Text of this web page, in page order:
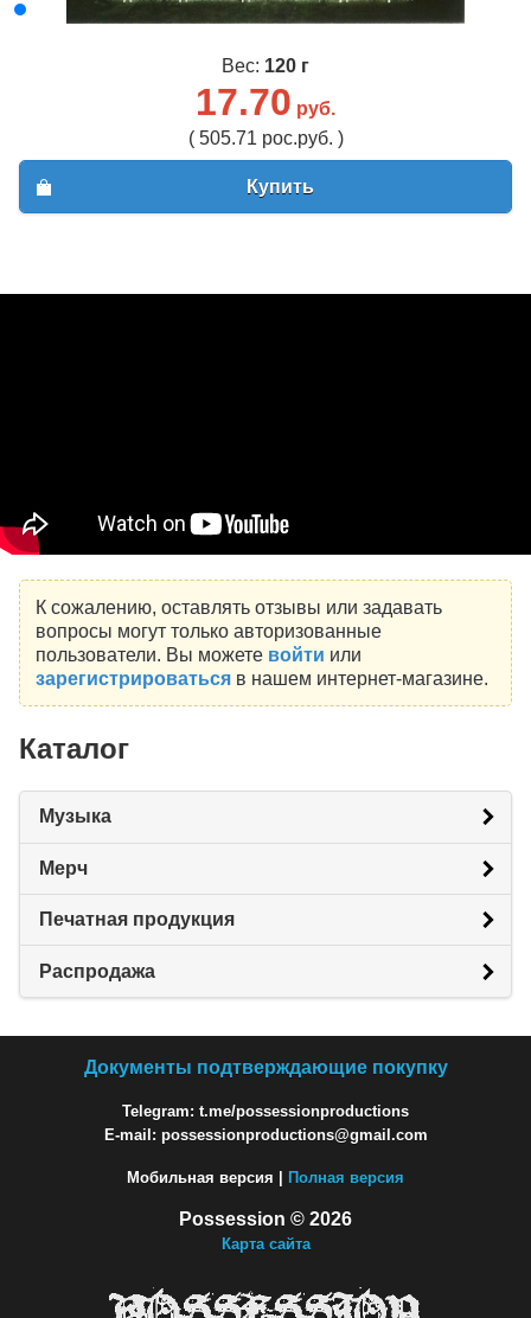
Вес: 120 г
17.70 руб.
( 505.71 рос.руб. )
Купить
К сожалению, оставлять отзывы или задавать
вопросы могут только авторизованные
пользователи. Вы можете войти или
зарегистрироватьсяв нашем интернет-магазине.
Каталог
Музыка
Мерч
Печатная продукция
Распродажа
Документы подтверждающие покупку
Telegram: t.me/possessionproductions
E-mail: possessionproductions@gmail.com
Мобильная версия | Полная версия
Possession © 2026
Карта сайта